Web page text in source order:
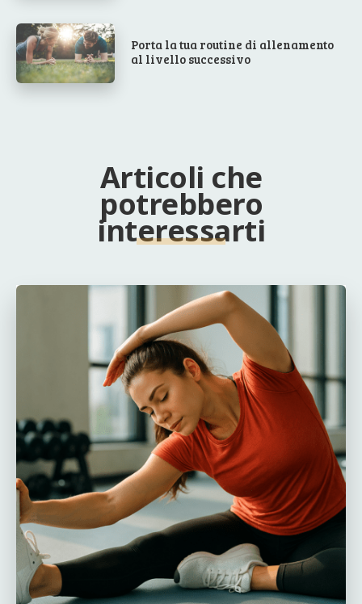
Porta la tua routine di allenamento
al livello successivo
Articoli che
potrebbero
interessarti